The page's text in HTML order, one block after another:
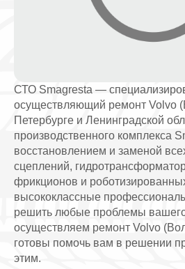
СТО Smagresta —
осуществляющий ремонт Volvo
Петербурге и Ленинградской
производственного комплекса
восстановлением и заменой
сцеплений,
фрикционов и
высококлассные
решить любые проблемы
осуществляем ремонт Volvo
готовы помочь вам в решении
этим.